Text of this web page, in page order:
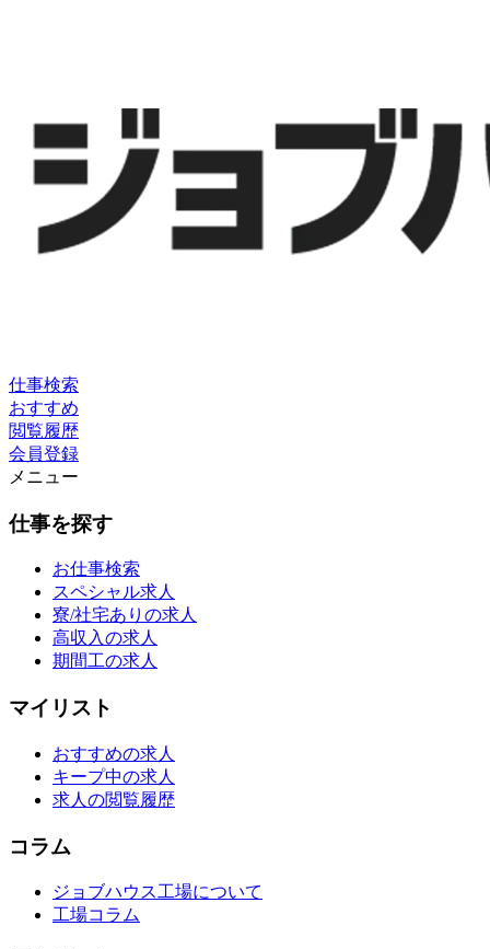
仕事検索
おすすめ
閲覧履歴
会員登録
メニュー
仕事を探す
お仕事検索
スペシャル求人
寮/社宅ありの求人
高収入の求人
期間工の求人
マイリスト
おすすめの求人
キープ中の求人
求人の閲覧履歴
コラム
ジョブハウス工場について
工場コラム